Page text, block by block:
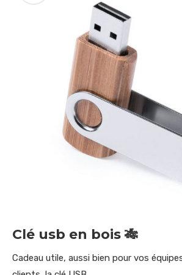
Clé usb en bois 🎋
Cadeau utile, aussi bien pour vos